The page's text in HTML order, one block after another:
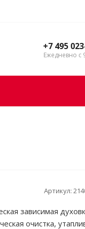
+7 495
Ежедневно с
Артикул:
зависимая
очистка,